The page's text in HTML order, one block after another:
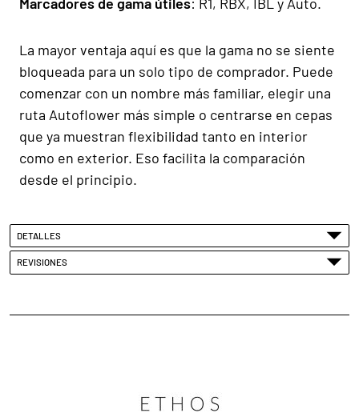
La mayor ventaja aquí es que la gama no se siente
bloqueada para un solo tipo de comprador. Puede
comenzar con un nombre más familiar, elegir una
ruta Autoflower más simple o centrarse en cepas
que ya muestran flexibilidad tanto en interior
como en exterior. Eso facilita la comparación
desde el principio.
DETALLES
REVISIONES